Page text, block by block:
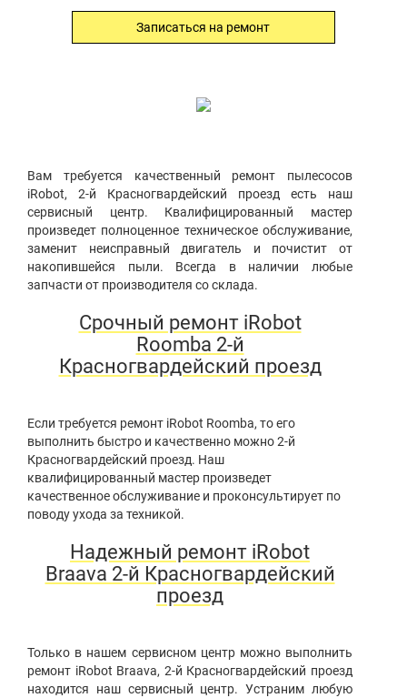
Записаться на ремонт
Вам требуется качественный ремонт пылесосов
iRobot, 2-й Красногвардейский проезд есть наш
сервисный центр. Квалифицированный мастер
произведет полноценное техническое обслуживание,
заменит неисправный двигатель и почистит от
накопившейся пыли. Всегда в наличии любые
запчасти от производителя со склада.
Срочный ремонт iRobot
Roomba 2-й
Красногвардейский проезд
Если требуется ремонт iRobot Roomba, то его
выполнить быстро и качественно можно 2-й
Красногвардейский проезд. Наш
квалифицированный мастер произведет
качественное обслуживание и проконсультирует по
поводу ухода за техникой.
Надежный ремонт iRobot
Braava 2-й Красногвардейский
проезд
Только в нашем сервисном центр можно выполнить
ремонт iRobot Braava, 2-й Красногвардейский проезд
находится наш сервисный центр. Устраним любую